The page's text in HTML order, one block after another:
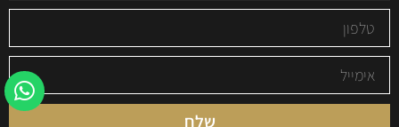
שלח